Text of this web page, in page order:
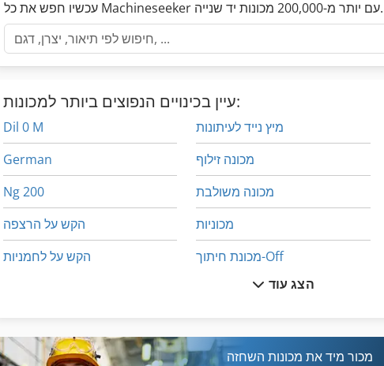
עכשיו חפש את כל Machineseeker עם יותר מ-200,000 מכונות יד שנייה.
עיין בכינויים הנפוצים ביותר למכונות:
Dil 0 M
German
Ng 200
הקש על הרצפה
הקש על לחמניות
לחץ על מסגרת
מיץ נייד לעיתונות
מכונה זילוף
מכונה משולבת
מכוניות
מכונת חיתוך-Off
מכונת עבודה מתכת
הצג עוד
מכור מיד את מכונות השחזה